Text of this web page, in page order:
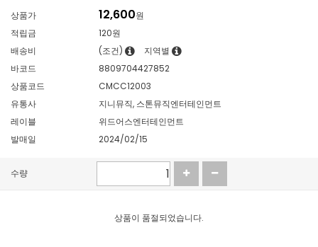
상품가 12,600원
적립금
120원
배송비
(조건)
지역별
바코드
8809704427852
상품코드
CMCC12003
유통사
지니뮤직, 스톤뮤직엔터테인먼트
레이블
위드어스엔터테인먼트
발매일
2024/02/15
수량
상품이 품절되었습니다.